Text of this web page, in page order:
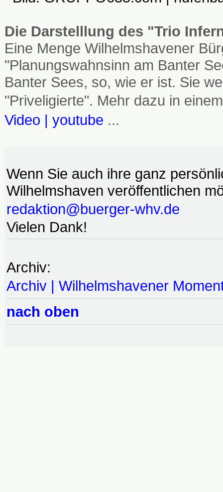
Die Darstelllung des "Trio
Eine Menge Wilhelmshavener
"Planungswahnsinn am Banter
Banter Sees, so, wie er ist. Sie
"Priveligierte". Mehr dazu in
Video | youtube ...
Wenn Sie auch ihre ganz
Wilhelmshaven veröffentlichen
redaktion@buerger-whv.de
Vielen Dank!
Archiv:
Archiv | Wilhelmshavener
nach oben